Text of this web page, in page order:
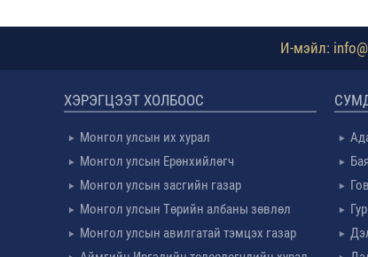
И-мэйл:
ХЭРЭГЦЭЭТ ХОЛБООС
Монгол улсын их хурал
Монгол улсын Ерөнхийлөгч
Монгол улсын засгийн газар
Монгол улсын Төрийн албаны зөвлөл
Монгол улсын авилгатай тэмцэх газар